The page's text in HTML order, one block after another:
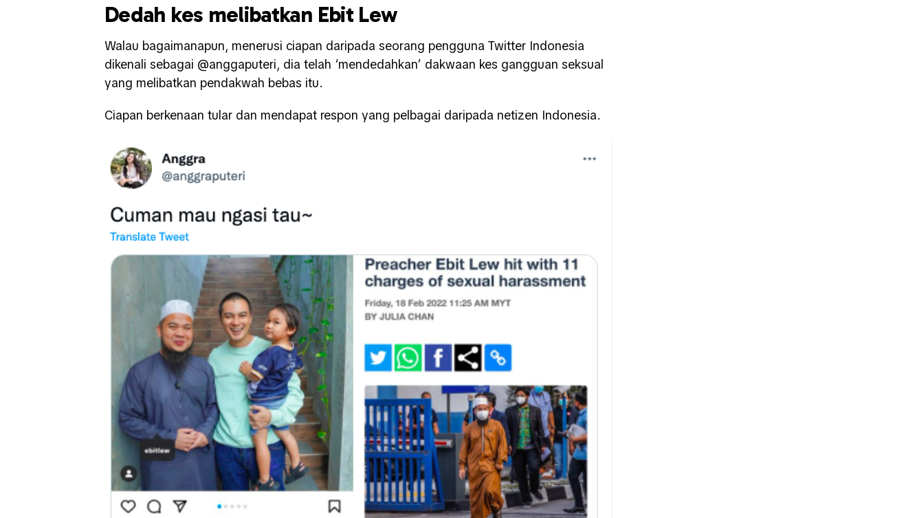
Dedah kes melibatkan Ebit Lew
Walau bagaimanapun, menerusi ciapan daripada seorang pengguna Twitter Indonesia
dikenali sebagai @anggaputeri, dia telah ‘mendedahkan’ dakwaan kes gangguan seksual
yang melibatkan pendakwah bebas itu.
Ciapan berkenaan tular dan mendapat respon yang pelbagai daripada netizen Indonesia.